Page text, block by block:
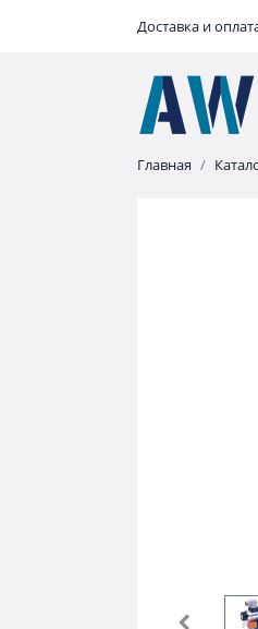
Доставка и
Главная